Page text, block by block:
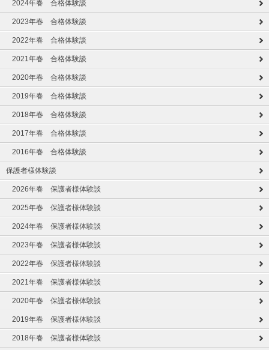
2024年春 合格体験談
2023年春 合格体験談
2022年春 合格体験談
2021年春 合格体験談
2020年春 合格体験談
2019年春 合格体験談
2018年春 合格体験談
2017年春 合格体験談
2016年春 合格体験談
保護者様体験談
2026年春 保護者様体験談
2025年春 保護者様体験談
2024年春 保護者様体験談
2023年春 保護者様体験談
2022年春 保護者様体験談
2021年春 保護者様体験談
2020年春 保護者様体験談
2019年春 保護者様体験談
2018年春 保護者様体験談